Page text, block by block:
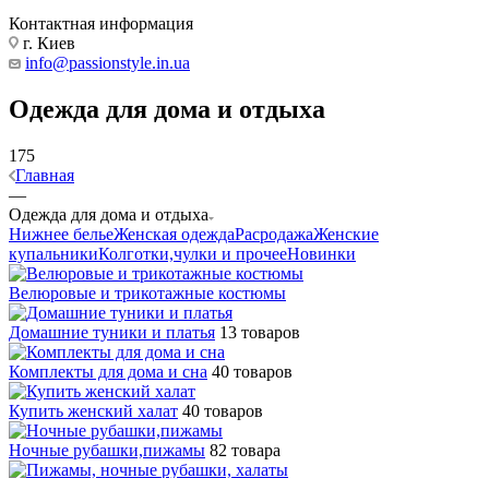
Контактная информация
г. Киев
info@passionstyle.in.ua
Одежда для дома и отдыха
175
Главная
—
Одежда для дома и отдыха
Нижнее бельеЖенская одеждаРасродажаЖенские
купальникиКолготки,чулки и прочееНовинки
Велюровые и трикотажные костюмы
Домашние туники и платья 13 товаров
Комплекты для дома и сна 40 товаров
Купить женский халат 40 товаров
Ночные рубашки,пижамы 82 товара